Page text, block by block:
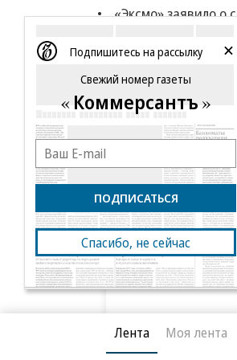
«Эксмо» заявило о
Новости компаний
07.08.2026
STONE
Бизнес-центр
в полную высоту
Лента Моя лента
Подпишитесь на рассылку
Свежий номер газеты
Коммерсантъ
ПОДПИСАТЬСЯ
Спасибо, не сейчас